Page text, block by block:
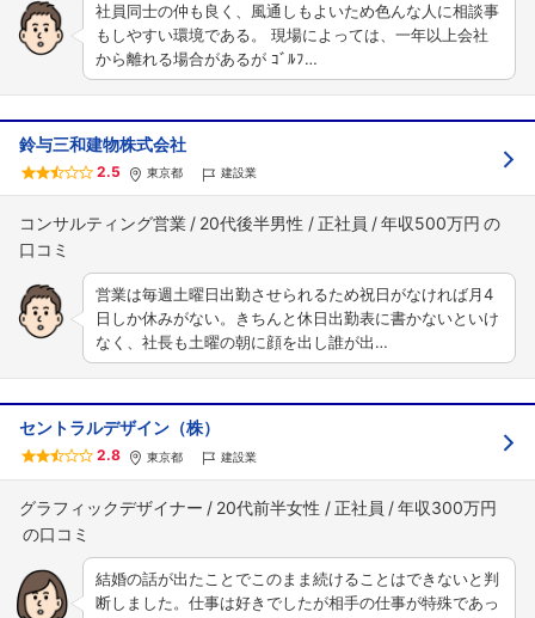
社員同士の仲も良く、風通しもよいため色んな人に相談事
もしやすい環境である。 現場によっては、一年以上会社
から離れる場合があるが ｺﾞﾙﾌ…
鈴与三和建物株式会社
2.5 東京都 建設業
コンサルティング営業 20代後半男性 正社員 年収500万円
営業は毎週土曜日出勤させられるため祝日がなければ月4
日しか休みがない。きちんと休日出勤表に書かないといけ
なく、社長も土曜の朝に顔を出し誰が出…
セントラルデザイン（株）
2.8 東京都 建設業
グラフィックデザイナー 20代前半女性 正社員 年収300万円
結婚の話が出たことでこのまま続けることはできないと判
断しました。仕事は好きでしたが相手の仕事が特殊であっ